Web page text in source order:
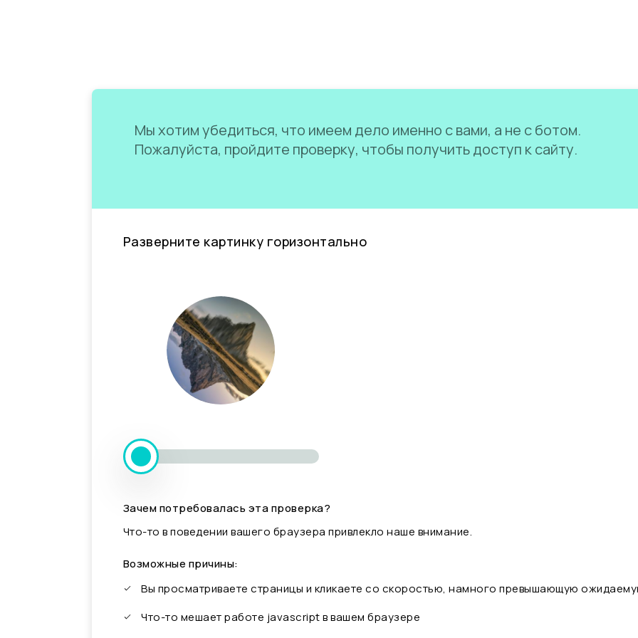
Мы хотим убедиться, что имеем дело именно с вами, а не с ботом.
Пожалуйста, пройдите проверку, чтобы получить доступ к сайту.
Разверните картинку горизонтально
Зачем потребовалась эта проверка?
Что-то в поведении вашего браузера привлекло наше внимание.
Возможные причины:
Вы просматриваете страницы и кликаете со скоростью, намного превышающую
Что-то мешает работе javascript в вашем браузере